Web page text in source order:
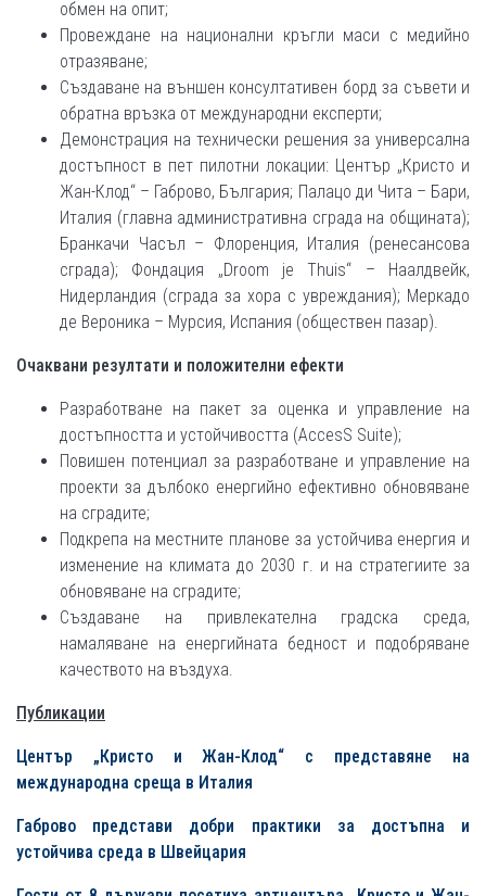
обмен на опит;
Провеждане на национални кръгли маси с медийно
отразяване;
Създаване на външен консултативен борд за съвети и
обратна връзка от международни експерти;
Демонстрация на технически решения за универсална
достъпност в пет пилотни локации: Център „Кристо и
Жан-Клод“ – Габрово, България; Палацо ди Чита – Бари,
Италия (главна административна сграда на общината);
Бранкачи Часъл – Флоренция, Италия (ренесансова
сграда); Фондация „Droom je Thuis“ – Наалдвейк,
Нидерландия (сграда за хора с увреждания); Меркадо
де Вероника – Мурсия, Испания (обществен пазар).
Очаквани резултати и положителни ефекти
Разработване на пакет за оценка и управление на
достъпността и устойчивостта (AccesS Suite);
Повишен потенциал за разработване и управление на
проекти за дълбоко енергийно ефективно обновяване
на сградите;
Подкрепа на местните планове за устойчива енергия и
изменение на климата до 2030 г. и на стратегиите за
обновяване на сградите;
Създаване на привлекателна градска среда,
намаляване на енергийната бедност и подобряване
качеството на въздуха.
Публикации
Център „Кристо и Жан-Клод“ с представяне на
международна среща в Италия
Габрово представи добри практики за достъпна и
устойчива среда в Швейцария